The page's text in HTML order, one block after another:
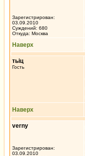
Зарегистрирован:
03.09.2010
Суждений: 680
Откуда: Москва
Наверх
тьiц
Гость
Наверх
verny
Зарегистрирован:
03.09.2010